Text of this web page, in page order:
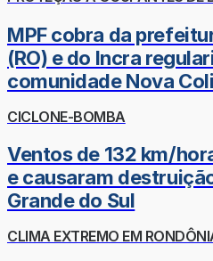
MPF cobra da
(RO) e do Incra
comunidade Nova
CICLONE-BOMBA
Ventos de 132 km/
e causaram
Grande do Sul
CLIMA EXTREMO EM